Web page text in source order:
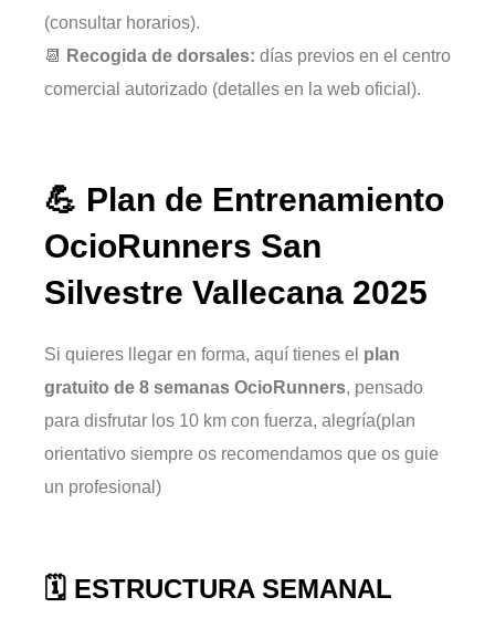
(consultar horarios).
📆
Recogida de dorsales: días previos en el centro
comercial autorizado (detalles en la web oficial).
💪 Plan de Entrenamiento
OcioRunners San
Silvestre Vallecana 2025
Si quieres llegar en forma, aquí tienes el plan
gratuito de 8 semanas OcioRunners, pensado
para disfrutar los 10 km con fuerza, alegría(plan
orientativo siempre os recomendamos que os guie
un profesional)
🗓️ ESTRUCTURA SEMANAL